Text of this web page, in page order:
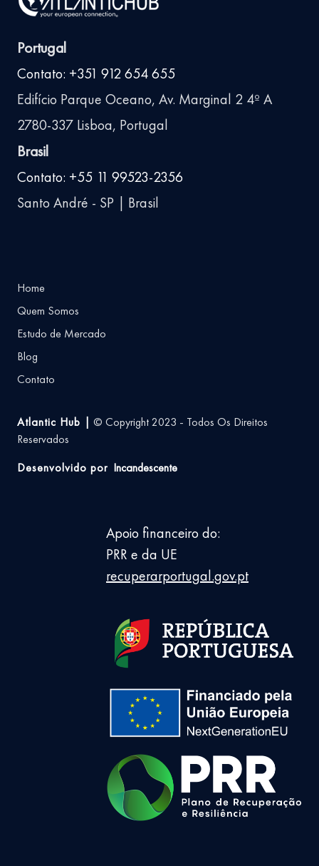
Portugal
Contato: +351 912 654 655
Edifício Parque Oceano, Av. Marginal 2 4º A
2780-337 Lisboa, Portugal
Brasil
Contato: +55 11 99523-2356
Santo André - SP | Brasil
Home
Quem Somos
Estudo de Mercado
Blog
Contato
Atlantic Hub |
© Copyright 2023 - Todos Os Direitos
Reservados
Desenvolvido por Incandescente
Apoio financeiro do:
PRR e da UE
recuperarportugal.gov.pt